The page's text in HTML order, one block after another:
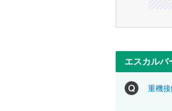
エスカルバ
重機